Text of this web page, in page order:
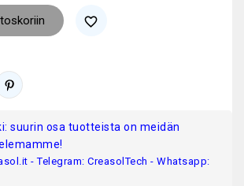
favorite_border
suurin osa tuotteista on meidän
- Telegram: CreasolTech - Whatsapp: